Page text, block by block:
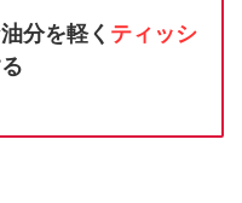
分を軽く ティッシ